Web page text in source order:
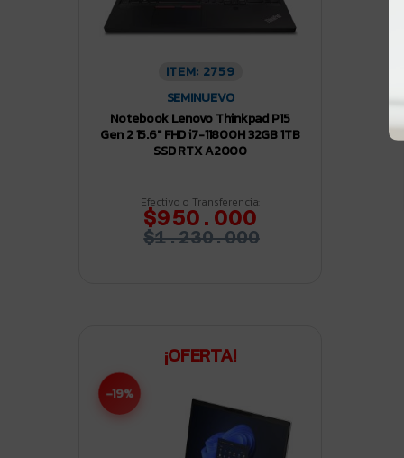
ITEM: 2759
SEMINUEVO
Notebook Lenovo Thinkpad P15
Gen 2 15.6″ FHD i7-11800H 32GB 1TB
SSD RTX A2000
Efectivo o Transferencia:
$950.000
$1.230.000
¡OFERTA!
-19%